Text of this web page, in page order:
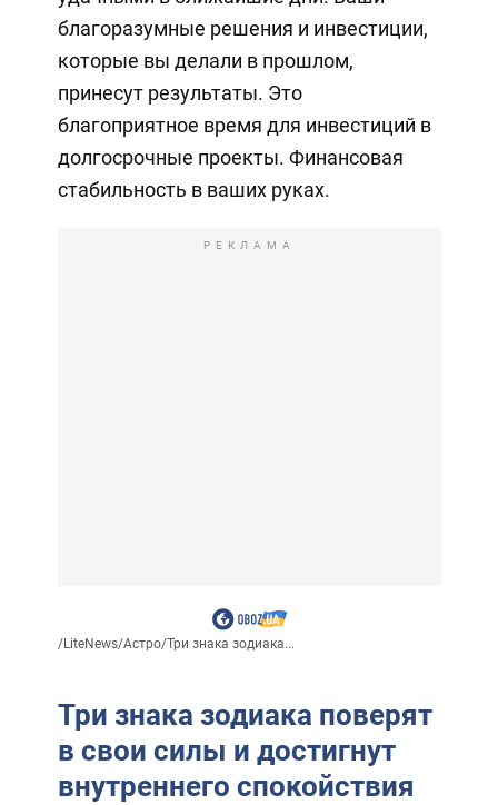
благоразумные решения и инвестиции,
которые вы делали в прошлом,
принесут результаты. Это
благоприятное время для инвестиций в
долгосрочные проекты. Финансовая
стабильность в ваших руках.
РЕКЛАМА
/LiteNews/Астро/Три знака зодиака...
Три знака зодиака поверят
в свои силы и достигнут
внутреннего спокойствия